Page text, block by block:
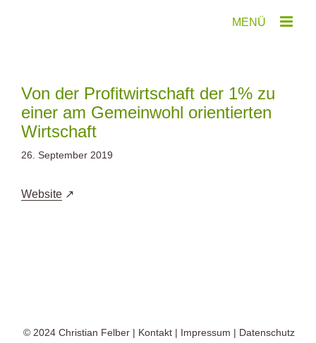
Von der Profitwirtschaft der 1% zu
einer am Gemeinwohl orientierten
Wirtschaft
26. September 2019
Website
© 2024 Christian Felber | Kontakt | Impressum | Datenschutz